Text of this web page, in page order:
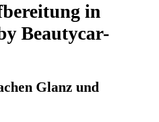
in
Beautycar-
Glanz und